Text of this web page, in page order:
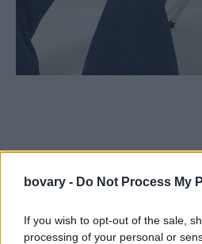
bovary - Do Not Process My
If you wish to opt-out of the sale,
processing of your personal or